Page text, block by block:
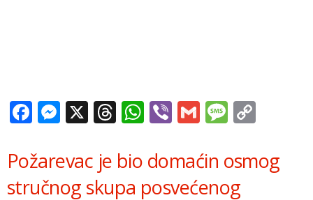
Facebook
Messenger
X Threads
WhatsApp
ViberGmail
Požarevac je bio domaćin osmog
stručnog skupa posvećenog